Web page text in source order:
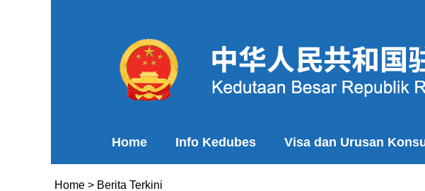
Home Info Kedubes Visa dan Urusan
Home> Berita Terkini